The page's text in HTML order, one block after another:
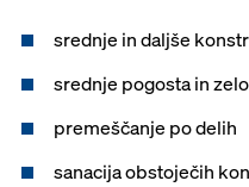
srednje in daljše
srednje pogosta in
premeščanje po delih
sanacija obstoječih